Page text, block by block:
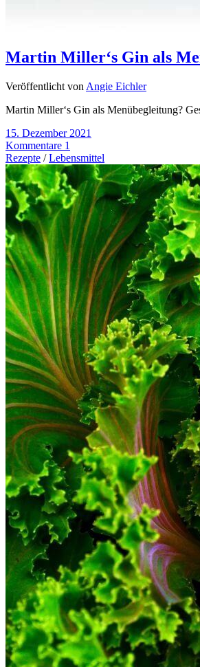
Martin Miller‘s Gin als
Veröffentlicht von Angie Eichler
Martin Miller‘s Gin als Menübegleitung?
15. Dezember 2021
Kommentare 1
Rezepte /Lebensmittel